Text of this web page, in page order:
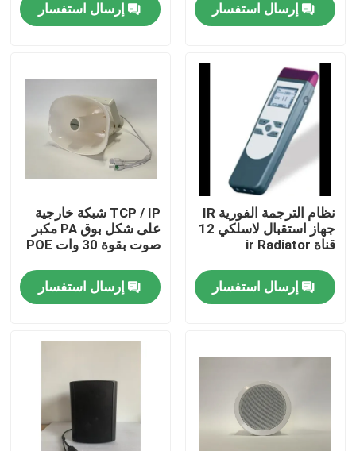
أشرطة فيديو
معلومات عنا
جولة في المعمل
رقابة جودة
اتصل بنا
إرسال استفسار إرسال استفسار
نظام الترجمة الفورية IR
جهاز استقبال لاسلكي 12
قناة ir Radiator
إرسال استفسار
TCP / IP شبكة خارجية
على شكل بوق PA مكبر
صوت بقوة 30 وات POE
إرسال استفسار